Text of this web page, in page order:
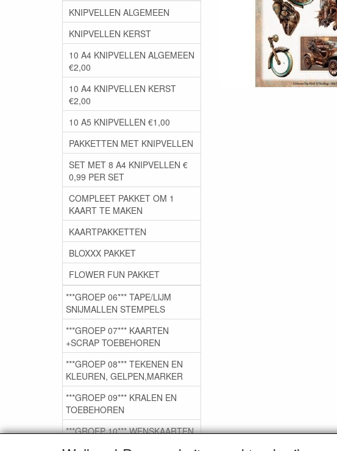
KNIPVELLEN ALGEMEEN
KNIPVELLEN KERST
10 A4 KNIPVELLEN ALGEMEEN
€2,00
10 A4 KNIPVELLEN KERST
€2,00
10 A5 KNIPVELLEN €1,00
PAKKETTEN MET KNIPVELLEN
SET MET 8 A4 KNIPVELLEN €
0,99 PER SET
COMPLEET PAKKET OM 1
KAART TE MAKEN
KAARTPAKKETTEN
BLOXXX PAKKET
FLOWER FUN PAKKET
***GROEP 06*** TAPE/LIJM
SNIJMALLEN STEMPELS
***GROEP 07*** KAARTEN
+SCRAP TOEBEHOREN
***GROEP 08*** TEKENEN EN
KLEUREN, GELPEN,MARKER
***GROEP 09*** KRALEN EN
TOEBEHOREN
***GROEP 10*** WENSKAARTEN